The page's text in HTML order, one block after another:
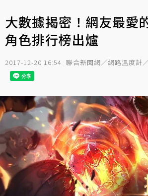
大數據揭密！網友最愛
角色排行榜出爐
2017-12-20 16:54 聯合新聞網／網路溫度計